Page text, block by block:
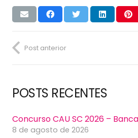
Post anterior
POSTS RECENTES
Concurso CAU SC 2026 –
8 de agosto de 2026